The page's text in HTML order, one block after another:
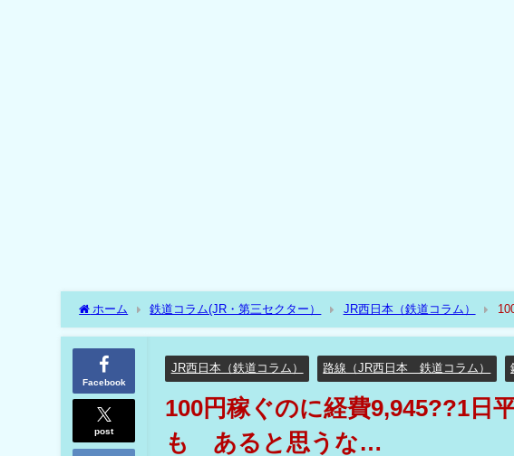
ホーム 鉄道コラム(JR・第三セクター） JR西日本（鉄道コラム）
も あると思うな…
Facebook
post
JR西日本（鉄道コラム） 路線（JR西日本 鉄道コラム）
100円稼ぐのに経費9,945??1日
も あると思うな…